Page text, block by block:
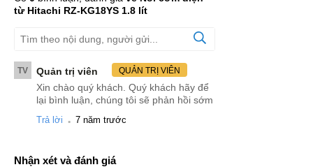
từ Hitachi RZ-KG18YS 1.8 lít
TV Quản trị viên QUẢN TRỊ VIÊN
Xin chào quý khách. Quý khách hãy để
lại bình luận, chúng tôi sẽ phản hồi sớm
Trả lời . 7 năm trước
Nhận xét và đánh giá